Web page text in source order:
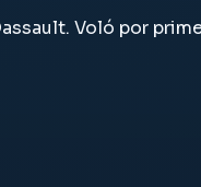
Voló por